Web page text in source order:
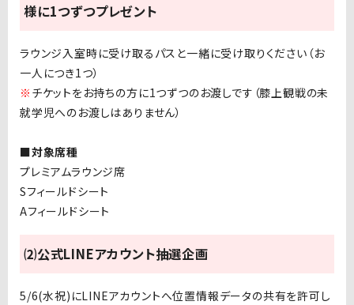
様に1つずつプレゼント
ラウンジ入室時に受け取るパスと一緒に受け取りください（お
一人につき1つ）
※ チケットをお持ちの方に1つずつのお渡しです（膝上観戦の未
就学児へのお渡しはありません）
■対象席種
プレミアムラウンジ席
Sフィールドシート
Aフィールドシート
⑵公式LINEアカウント抽選企画
5/6(水祝)にLINEアカウントへ位置情報データの共有を許可し